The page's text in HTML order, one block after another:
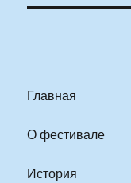
Главная
О фестивале
История